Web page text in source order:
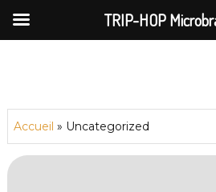
Accueil » Uncategorized
TRIP-HOP